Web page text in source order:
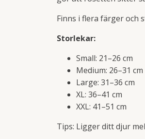
Finns i flera färger och
Storlekar:
Small: 21–26 cm
Medium: 26–31 cm
Large: 31–36 cm
XL: 36–41 cm
XXL: 41–51 cm
Tips: Ligger ditt djur